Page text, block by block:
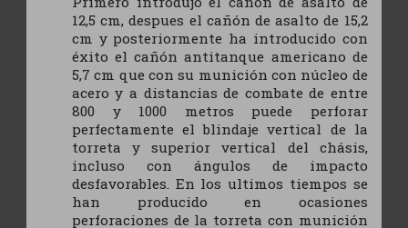
12,5 cm, despues el cañón de asalto de 15,2
cm y posteriormente ha introducido con
éxito el cañón antitanque americano de
5,7 cm que con su munición con núcleo de
acero y a distancias de combate de entre
800 y 1000 metros puede perforar
perfectamente el blindaje vertical de la
torreta y superior vertical del chásis,
incluso con ángulos de impacto
desfavorables. En los ultimos tiempos se
han producido en ocasiones
perforaciones de la torreta con munición